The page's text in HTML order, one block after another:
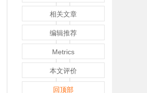
相关文章
编辑推荐
Metrics
本文评价
回顶部